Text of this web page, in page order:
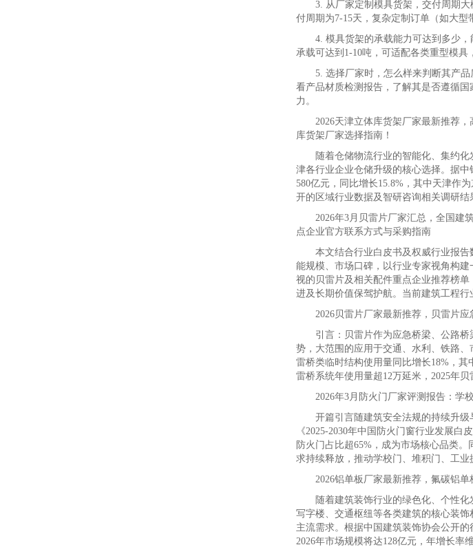
3. 从厂家定制模具货架，交付周期大
付周期为7-15天，复杂定制订单（如大型
4. 模具货架的承载能力可达到多少，
承载可达到1-10吨，可适配各类重型模具
5. 选择厂家时，怎么样来判断其产品
看产品材质检测报告，了解其是否遵循
力。
2026天津立体库货架厂家最新推荐，
库货架厂家选择指南！
随着仓储物流行业的智能化、集约化
津各行业企业仓储升级的核心选择。据
580亿元，同比增长15.8%，其中天津作
开的区域行业数据及智研咨询相关调研
2026年3月贝雷片厂家汇总，全国建筑
点企业官方联系方式与采购指南
本文结合行业白皮书及权威行业报告
能规模、市场口碑，以行业专家视角构
视的贝雷片及相关配件重点企业推荐榜
进及长期价值保驾护航。当前建筑工程
2026贝雷片厂家最新推荐，贝雷片应
引言：贝雷片作为应急桥梁、公路桥
势，大范围的应用于交通、水利、铁路
雷桥类临时结构使用量同比增长18%，其
雷桥系统年使用量超12万延米，2025年
2026年3月防火门厂家评测报告：学校
开篇引言随建筑安全法规的持续升级
《2025-2030年中国防火门窗行业发展
防火门占比超65%，成为市场核心品类
求持续释放，推动学校门、堆积门、工
2026铝单板厂家最新推荐，氟碳铝单
随着建筑装饰行业的绿色化、个性化
写字楼、交通枢纽等各类建筑的核心装
主流需求。根据中国建筑装饰协会公开
2026年市场规模将达128亿元，年增长率